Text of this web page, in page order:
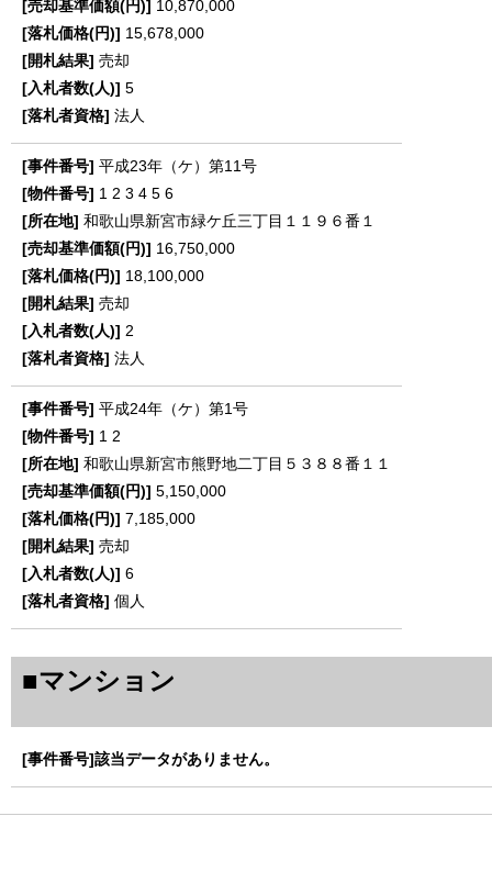
10,870,000
15,678,000
売却
5
法人
平成23年（ケ）第11号
1 2 3 4 5 6
和歌山県新宮市緑ケ丘三丁目１１９６番１
16,750,000
18,100,000
売却
2
法人
平成24年（ケ）第1号
1 2
和歌山県新宮市熊野地二丁目５３８８番１１
5,150,000
7,185,000
売却
6
個人
■マンション
該当データがありません。